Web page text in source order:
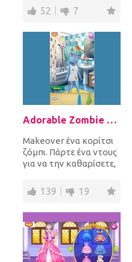
όπου πάτε μαζί σε
διάφορα μ...
52 7
Adorable Zombie Girl
Makeover ένα κορίτσι
ζόμπι. Πάρτε ένα ντους
για να την καθαρίσετε,
τέλειο μακιγιάζ...
139 19